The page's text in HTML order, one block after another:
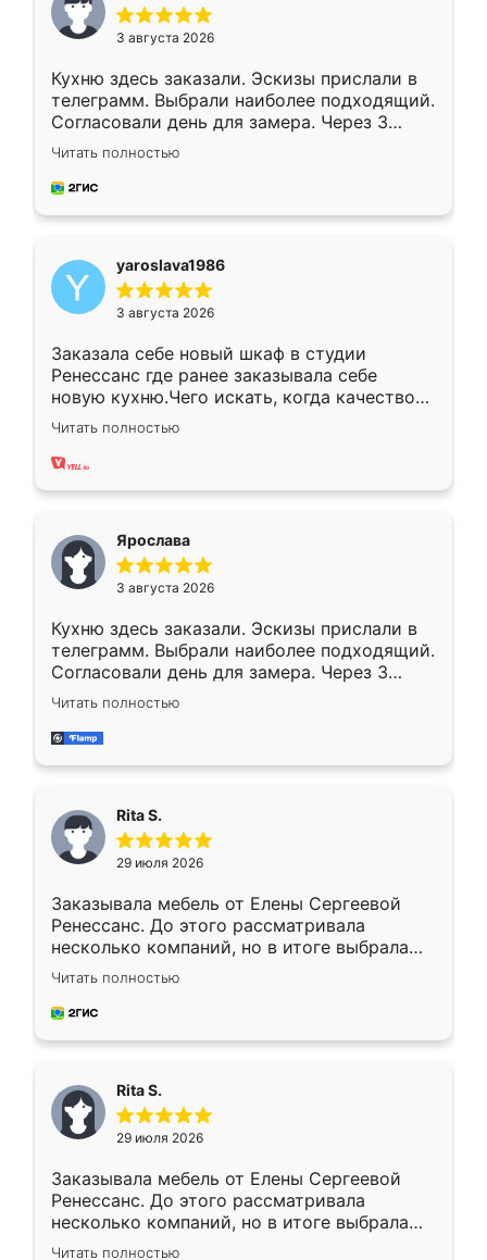
3 августа 2026
Кухню здесь заказали. Эскизы прислали в
телеграмм. Выбрали наиболее подходящий.
Согласовали день для замера. Через 3
недели кухня была уже готова. Остались
довольны работой. Спасибо Ренессанс
мебель за качественную работу!
Читать полностью
yaroslava1986
3 августа 2026
Заказала себе новый шкаф в студии
Ренессанс где ранее заказывала себе
новую кухню.Чего искать, когда качеством
вполне довольна. Служит кухня уже почти
два года, нареканий нет.
Читать полностью
Ярослава
3 августа 2026
Кухню здесь заказали. Эскизы прислали в
телеграмм. Выбрали наиболее подходящий.
Согласовали день для замера. Через 3
недели кухня была уже готова. Остались
довольны работой. Спасибо Ренессанс
мебель за качественную работу!
Читать полностью
Rita S.
29 июля 2026
Заказывала мебель от Елены Сергеевой
Ренессанс. До этого рассматривала
несколько компаний, но в итоге выбрала
эту. Сначала обговорили условия, потом
приехал замерщик, всё спокойно объяснил
и снял размеры. Изготовили в срок, с
каких-либо доработок. Качеством осталась
довольна, все выглядит так, как и ожидала.
Читать полностью
Rita S.
29 июля 2026
Заказывала мебель от Елены Сергеевой
Ренессанс. До этого рассматривала
несколько компаний, но в итоге выбрала
эту. Сначала обговорили условия, потом
Читать полностью